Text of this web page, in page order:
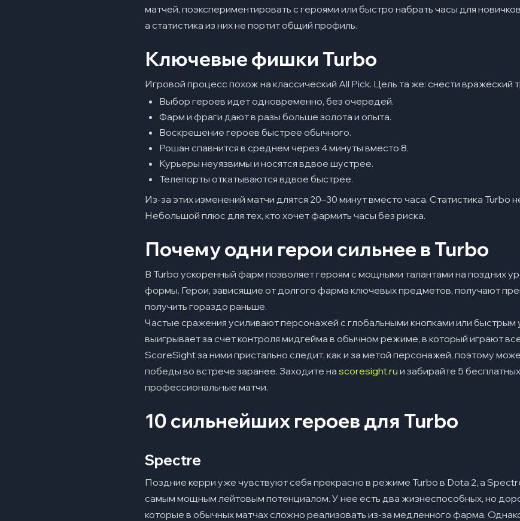
матчей, поэкспериментировать с героями или быстро набрать часы для
а статистика из них не портит общий профиль.
Ключевые фишки Turbo
Игровой процесс похож на классический All Pick. Цель та же: снести вражеский
Выбор героев идет одновременно, без очередей.
Фарм и фраги дают в разы больше золота и опыта.
Воскрешение героев быстрее обычного.
Рошан спавнится в среднем через 4 минуты вместо 8.
Курьеры неуязвимы и носятся вдвое шустрее.
Телепорты откатываются вдвое быстрее.
Из-за этих изменений матчи длятся 20–30 минут вместо часа. Статистика Turbo
Небольшой плюс для тех, кто хочет фармить часы без риска.
Почему одни герои сильнее в Turbo
В Turbo ускоренный фарм позволяет героям с мощными талантами на поздних
формы. Герои, зависящие от долгого фарма ключевых предметов, получают
получить гораздо раньше.​
Частые сражения усиливают персонажей с глобальными кнопками или быстрым
выигрывает за счет контроля мидгейма в обычном режиме, в который играют
ScoreSight за ними пристально следит, как и за метой персонажей, поэтому
победы во встрече заранее. Заходите на scoresight.ru и забирайте 5
профессиональные матчи.
10 сильнейших героев для Turbo
Spectre
Поздние керри уже чувствуют себя прекрасно в режиме Turbo в Dota 2, а
самым мощным лейтовым потенциалом. У нее есть два жизнеспособных, но
которые в обычных матчах сложно реализовать из-за медленного фарма.